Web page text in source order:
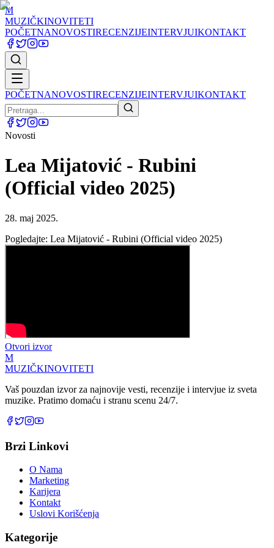
M
MUZIČKINOVITETI
POČETNANOVOSTIRECENZIJEINTERVJUIKONTAKT
POČETNANOVOSTIRECENZIJEINTERVJUIKONTAKT
Novosti
Lea Mijatović - Rubini
(Official video 2025)
28. maj 2025.
Pogledajte: Lea Mijatović - Rubini (Official video 2025)
Otvori izvor
M
MUZIČKINOVITETI
Vaš pouzdan izvor za najnovije vesti, recenzije i intervjue iz sveta
muzike. Pratimo domaću i stranu scenu 24/7.
Brzi Linkovi
O Nama
Marketing
Karijera
Kontakt
Uslovi Korišćenja
Kategorije